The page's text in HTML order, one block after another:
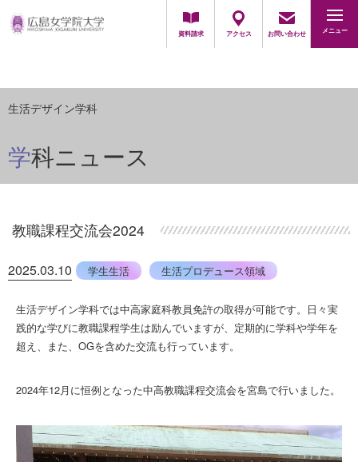
資料請求 アクセス お問い合わせ メニュー
採用担当の方
生活デザイン学科
学科ニュース
教職課程交流会2024
2025.03.10 学生生活 生活プロデュース領域
生活デザイン学科では中高家庭科教員免許の取得が可能です。日々実
践的な学びに教職課程学生は励んでいますが、定期的に学科や学年を
超え、また、OGを含めた交流も行っています。
2024年12月に恒例となった中高教職課程交流会を宮島で行いました。